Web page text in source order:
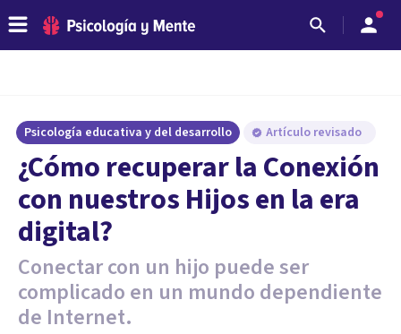
Psicología educativa y del desarrollo Artículo revisado
¿Cómo recuperar la Conexión
con nuestros Hijos en la era
digital?
Conectar con un hijo puede ser
complicado en un mundo dependiente
de Internet.